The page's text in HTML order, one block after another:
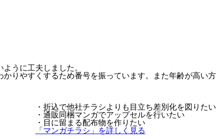
うに工夫しました。
りやすくするため番号を振っています。また年齢が高い方
・折込で他社チラシよりも目立ち差別化を図りたい
・通販同梱マンガでアップセルを行いたい
・目に留まる配布物を作りたい
「マンガチラシ」を詳しく見る